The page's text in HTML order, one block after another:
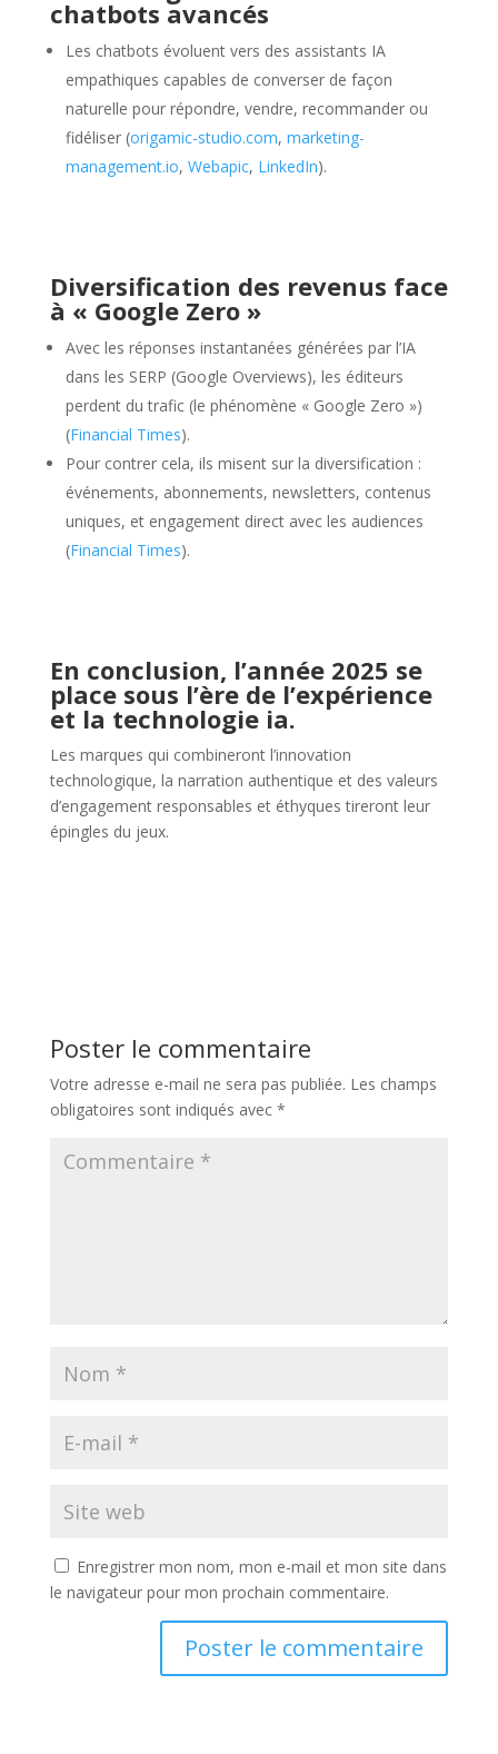
chatbots avancés
Les chatbots évoluent vers des assistants IA
empathiques capables de converser de façon
naturelle pour répondre, vendre, recommander ou
fidéliser (origamic-studio.com, marketing-
management.io, Webapic, LinkedIn).
Diversification des revenus face
à « Google Zero »
Avec les réponses instantanées générées par l’IA
dans les SERP (Google Overviews), les éditeurs
perdent du trafic (le phénomène « Google Zero »)
(Financial Times).
Pour contrer cela, ils misent sur la diversification :
événements, abonnements, newsletters, contenus
uniques, et engagement direct avec les audiences
(Financial Times).
En conclusion, l’année 2025 se
place sous l’ère de l’expérience
et la technologie ia.
Les marques qui combineront l’innovation
technologique, la narration authentique et des valeurs
d’engagement responsables et éthyques tireront leur
épingles du jeux.
Poster le commentaire
Votre adresse e-mail ne sera pas publiée. Les champs
obligatoires sont indiqués avec *
Enregistrer mon nom, mon e-mail et mon site dans
le navigateur pour mon prochain commentaire.